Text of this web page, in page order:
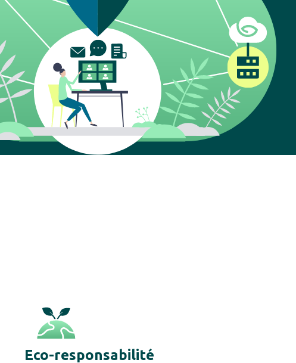
Eco-responsabilité